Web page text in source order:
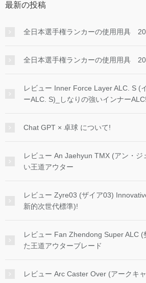
最新の投稿
全日本選手権ランカーの使用用具
全日本選手権ランカーの使用用具
レビュー Inner Force Layer ALC. S (
ーALC. S)_しなりの強いインナーALC!
Chat GPT × 卓球 について!
レビュー An Jaehyun TMX (アン・ジ
い王道アウター
レビュー Zyre03 (ザイア03)
新的次世代標準)!
レビュー Fan Zhendong Super ALC
た王道アウターブレード
レビュー Arc Caster Over (アークキ